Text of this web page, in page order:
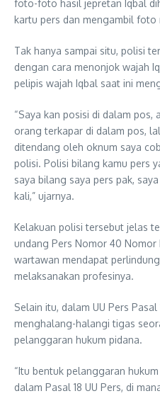
foto-foto hasil jepretan Iqbal
kartu pers dan mengambil foto
Tak hanya sampai situ, polisi
dengan cara menonjok wajah
pelipis wajah Iqbal saat ini
“Saya kan posisi di dalam pos,
orang terkapar di dalam pos,
ditendang oleh oknum saya
polisi. Polisi bilang kamu pers
saya bilang saya pers pak,
kali,” ujarnya.
Kelakuan polisi tersebut jelas
undang Pers Nomor 40 Nomor
wartawan mendapat
melaksanakan profesinya.
Selain itu, dalam UU Pers
menghalang-halangi tigas
pelanggaran hukum pidana.
“Itu bentuk pelanggaran
dalam Pasal 18 UU Pers, di